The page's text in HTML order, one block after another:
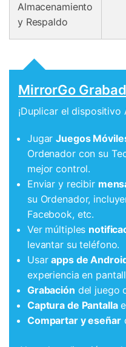
Almacenamiento
y Respaldo
MirrorGo
¡Duplicar el dispositivo
JugarJuegos
Ordenador con su
mejor control.
Enviar y recibir
su Ordenador,
Facebook, etc.
Ver múltiples
levantar su teléfono.
Usarapps de
experiencia en
Grabación del juego
Captura de Pantalla
Compartar y eseñar